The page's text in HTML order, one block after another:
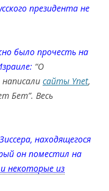
президента не
было прочесть на
“О
сайты Ynet,
Бет”. Весь
находящегося
он поместил на
некоторые из